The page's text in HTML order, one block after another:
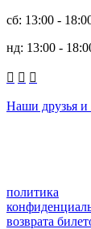
сб: 13:00 -
нд: 13:00 -
  
Наши друзья и
политика
возврата